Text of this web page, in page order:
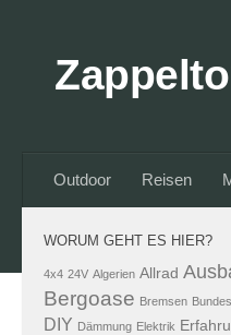
Outdoor Reisen
WORUM GEHT ES HIER?
4x4 24V Algerien Allrad
Bergoase Bremsen
DIY Dämmung Elektrik